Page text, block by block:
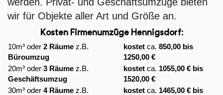
wir für Objekte aller Art und Größe an.
Kosten Firmenumzüge Hennigsdorf:
10m³ oder 2 Räume z.B.
Büroumzug
kostet ca. 850,00 bis
1250,00 €
20m³ oder 3 Räume z.B.
Geschäftsumzug
kostet ca. 1055,00 € bis
1520,00 €
30m³ oder 4 Räume z.B.
kostet ca. 1465,00 € bis